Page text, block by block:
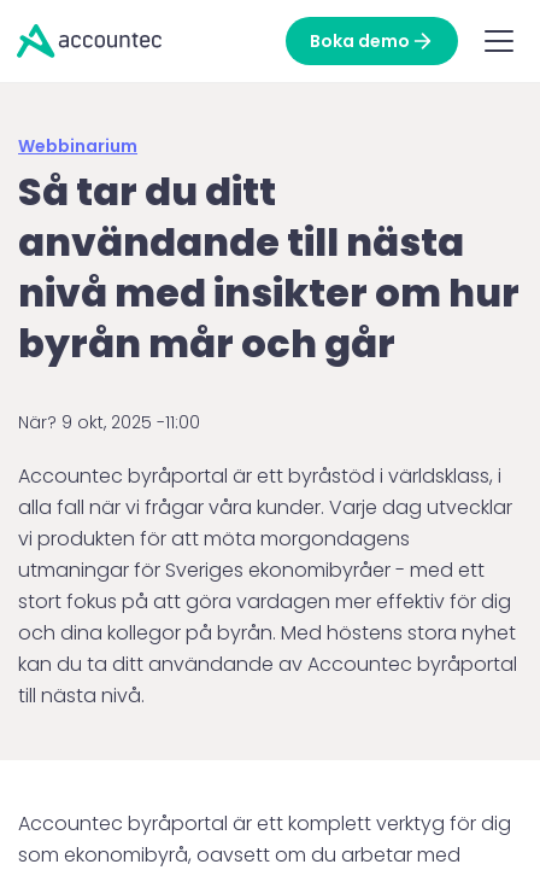
Boka demo
Webbinarium
Så tar du ditt
användande till nästa
nivå med insikter om hur
byrån mår och går
När? 9 okt, 2025 -11:00
Accountec byråportal är ett byråstöd i världsklass, i
alla fall när vi frågar våra kunder. Varje dag utvecklar
vi produkten för att möta morgondagens
utmaningar för Sveriges ekonomibyråer - med ett
stort fokus på att göra vardagen mer effektiv för dig
och dina kollegor på byrån. Med höstens stora nyhet
kan du ta ditt användande av Accountec byråportal
till nästa nivå.
Accountec byråportal är ett komplett verktyg för dig
som ekonomibyrå, oavsett om du arbetar med